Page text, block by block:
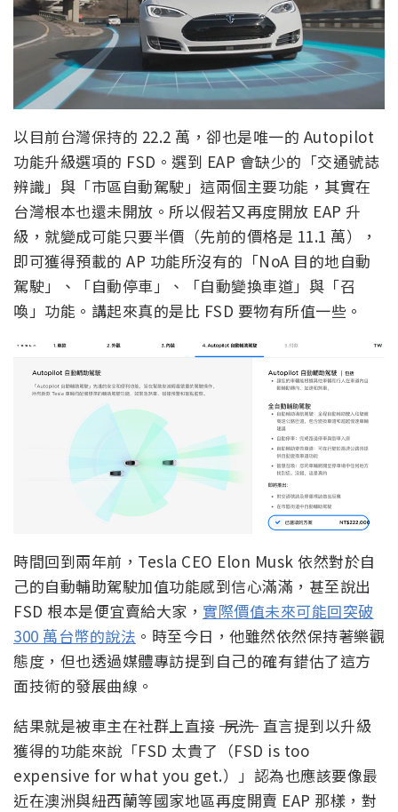
以目前台灣保持的 22.2 萬，卻也是唯一的 Autopilot
功能升級選項的 FSD。選到 EAP 會缺少的「交通號誌
辨識」與「市區自動駕駛」這兩個主要功能，其實在
台灣根本也還未開放。所以假若又再度開放 EAP 升
級，就變成可能只要半價（先前的價格是 11.1 萬），
即可獲得預載的 AP 功能所沒有的「NoA 目的地自動
駕駛」、「自動停車」、「自動變換車道」與「召
喚」功能。講起來真的是比 FSD 要物有所值一些。
時間回到兩年前，Tesla CEO Elon Musk 依然對於自
己的自動輔助駕駛加值功能感到信心滿滿，甚至說出
FSD 根本是便宜賣給大家， 實際價值未來可能回突破
300 萬台幣的說法 。時至今日，他雖然依然保持著樂觀
態度，但也透過媒體專訪提到自己的確有錯估了這方
面技術的發展曲線。
結果就是被車主在社群上直接 尻洗 直言提到以升級
獲得的功能來說「FSD 太貴了（FSD is too
expensive for what you get.）」認為也應該要像最
近在澳洲與紐西蘭等國家地區再度開賣 EAP 那樣，對